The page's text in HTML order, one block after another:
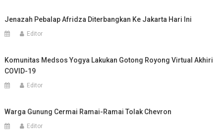
Jenazah Pebalap Afridza Diterbangkan Ke Jakarta Hari Ini
Editor
Komunitas Medsos Yogya Lakukan Gotong Royong Virtual Akhiri
COVID-19
Editor
Warga Gunung Cermai Ramai-Ramai Tolak Chevron
Editor